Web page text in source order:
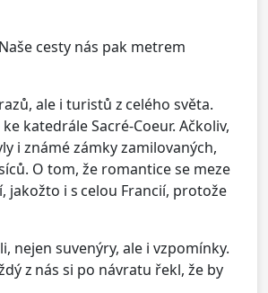
cesty nás pak metrem
ale i turistů z celého světa.
katedrále Sacré-Coeur. Ačkoliv,
i známé zámky zamilovaných,
O tom, že romantice se meze
jakožto i s celou Francií, protože
nejen suvenýry, ale i vzpomínky.
z nás si po návratu řekl, že by